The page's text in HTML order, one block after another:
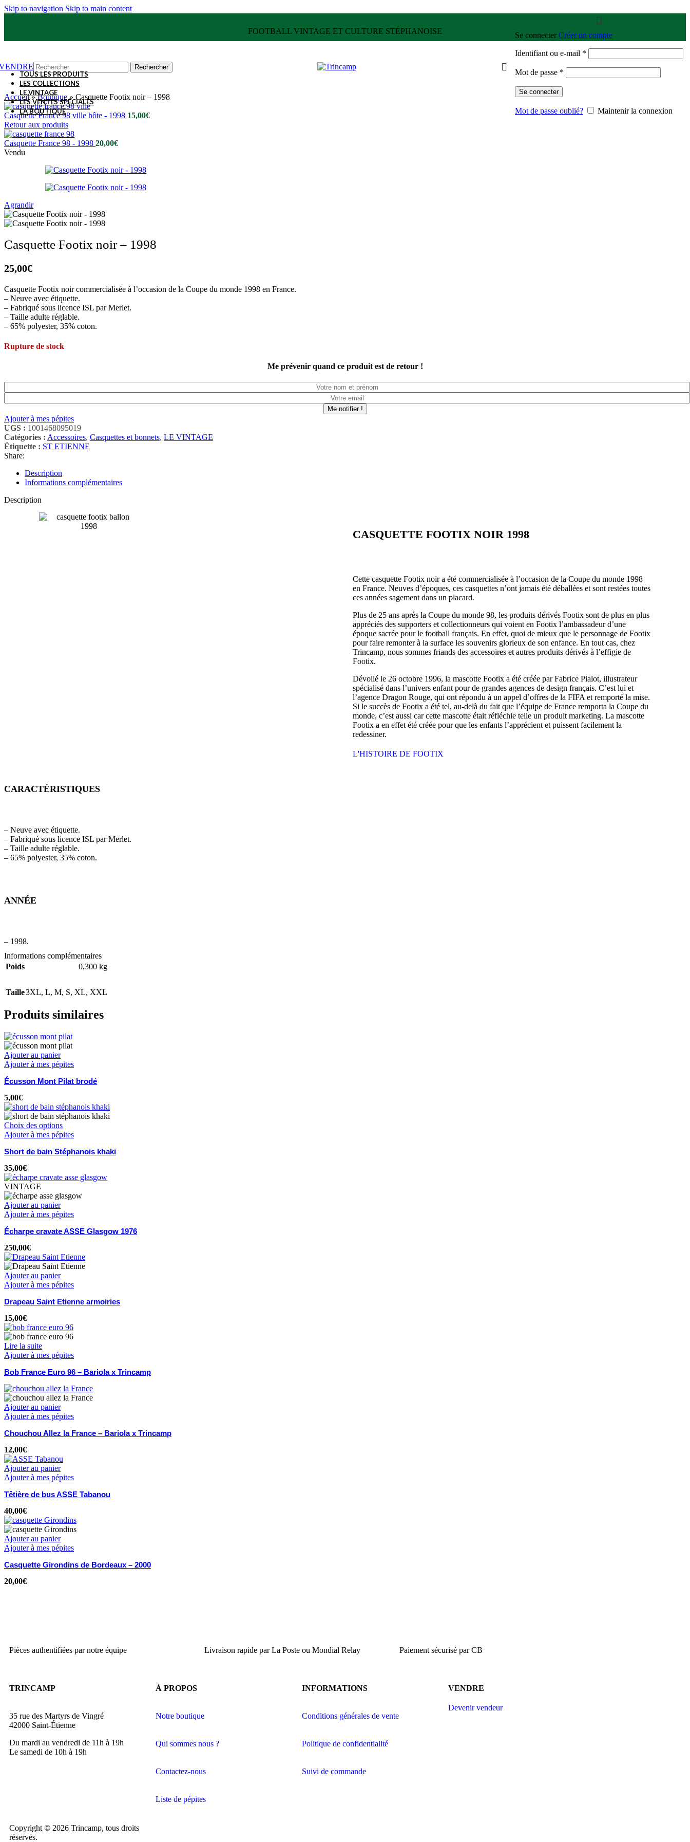
Skip to navigation Skip to main content
FOOTBALL VINTAGE ET CULTURE STÉPHANOISE
Rechercher
Se connecter Créer un compte
Identifiant ou e-mail *
Mot de passe *
Se connecter
Mot de passe oublié? Maintenir la connexion
TOUS LES PRODUITS
LES COLLECTIONS
LE VINTAGE
LES VENTES SPÉCIALES
LA BOUTIQUE
Accueil»Boutique » Casquette Footix noir – 1998
Casquette France 98 ville hôte - 1998 15,00€
Retour aux produits
Casquette France 98 - 1998 20,00€
Vendu
Agrandir
Casquette Footix noir – 1998
25,00€
Casquette Footix noir commercialisée à l’occasion de la Coupe du monde 1998 en France.
– Neuve avec étiquette.
– Fabriqué sous licence ISL par Merlet.
– Taille adulte réglable.
– 65% polyester, 35% coton.
Rupture de stock
Me prévenir quand ce produit est de retour !
Me notifier !
Ajouter à mes pépites
UGS : 1001468095019
Catégories : Accessoires, Casquettes et bonnets, LE VINTAGE
Étiquette : ST ETIENNE
Share:
Description
Informations complémentaires
Description
CASQUETTE FOOTIX NOIR 1998
Cette casquette Footix noir a été commercialisée à l’occasion de la Coupe du monde 1998
en France. Neuves d’époques, ces casquettes n’ont jamais été déballées et sont restées toutes
ces années sagement dans un placard.
Plus de 25 ans après la Coupe du monde 98, les produits dérivés Footix sont de plus en plus
appréciés des supporters et collectionneurs qui voient en Footix l’ambassadeur d’une
époque sacrée pour le football français. En effet, quoi de mieux que le personnage de Footix
pour faire remonter à la surface les souvenirs glorieux de son enfance. En tout cas, chez
Trincamp, nous sommes friands des accessoires et autres produits dérivés à l’effigie de
Footix.
Dévoilé le 26 octobre 1996, la mascotte Footix a été créée par Fabrice Pialot, illustrateur
spécialisé dans l’univers enfant pour de grandes agences de design français. C’est lui et
l’agence Dragon Rouge, qui ont répondu à un appel d’offres de la FIFA et remporté la mise.
Si le succès de Footix a été tel, au-delà du fait que l’équipe de France remporta la Coupe du
monde, c’est aussi car cette mascotte était réfléchie telle un produit marketing. La mascotte
Footix a en effet été créée pour que les enfants l’apprécient et puissent facilement la
redessiner.
L'HISTOIRE DE FOOTIX
CARACTÉRISTIQUES
– Neuve avec étiquette.
– Fabriqué sous licence ISL par Merlet.
– Taille adulte réglable.
– 65% polyester, 35% coton.
ANNÉE
– 1998.
Informations complémentaires
Poids
0,300 kg
Taille3XL, L, M, S, XL, XXL
Produits similaires
Ajouter au panier
Ajouter à mes pépites
Écusson Mont Pilat brodé
5,00€
Choix des options
Ajouter à mes pépites
Short de bain Stéphanois khaki
35,00€
VINTAGE
Ajouter au panier
Ajouter à mes pépites
Écharpe cravate ASSE Glasgow 1976
250,00€
Ajouter au panier
Ajouter à mes pépites
Drapeau Saint Etienne armoiries
15,00€
Lire la suite
Ajouter à mes pépites
Bob France Euro 96 – Bariola x Trincamp
Ajouter au panier
Ajouter à mes pépites
Chouchou Allez la France – Bariola x Trincamp
12,00€
Ajouter au panier
Ajouter à mes pépites
Têtière de bus ASSE Tabanou
40,00€
Ajouter au panier
Ajouter à mes pépites
Casquette Girondins de Bordeaux – 2000
20,00€
Pièces authentifiées par notre équipe Livraison rapide par La Poste ou Mondial Relay Paiement sécurisé par CB
TRINCAMP
35 rue des Martyrs de Vingré
42000 Saint-Étienne
Du mardi au vendredi de 11h à 19h
Le samedi de 10h à 19h
Copyright © 2026 Trincamp, tous droits
réservés.
À PROPOS
Notre boutique
Qui sommes nous ?
Contactez-nous
Liste de pépites
INFORMATIONS
Conditions générales de vente
Politique de confidentialité
Suivi de commande
VENDRE
Devenir vendeur